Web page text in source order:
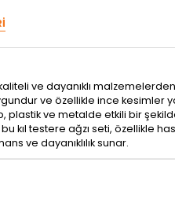
kaliteli ve dayanıklı
ve özellikle ince kesimler
plastik ve metalde etkili bir
kıl testere ağzı seti, özellikle
ve dayanıklılık sunar.